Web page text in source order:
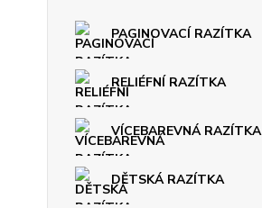
PAGINOVACÍ RAZÍTKA
RELIÉFNÍ RAZÍTKA
VÍCEBAREVNÁ RAZÍTKA
DĚTSKÁ RAZÍTKA